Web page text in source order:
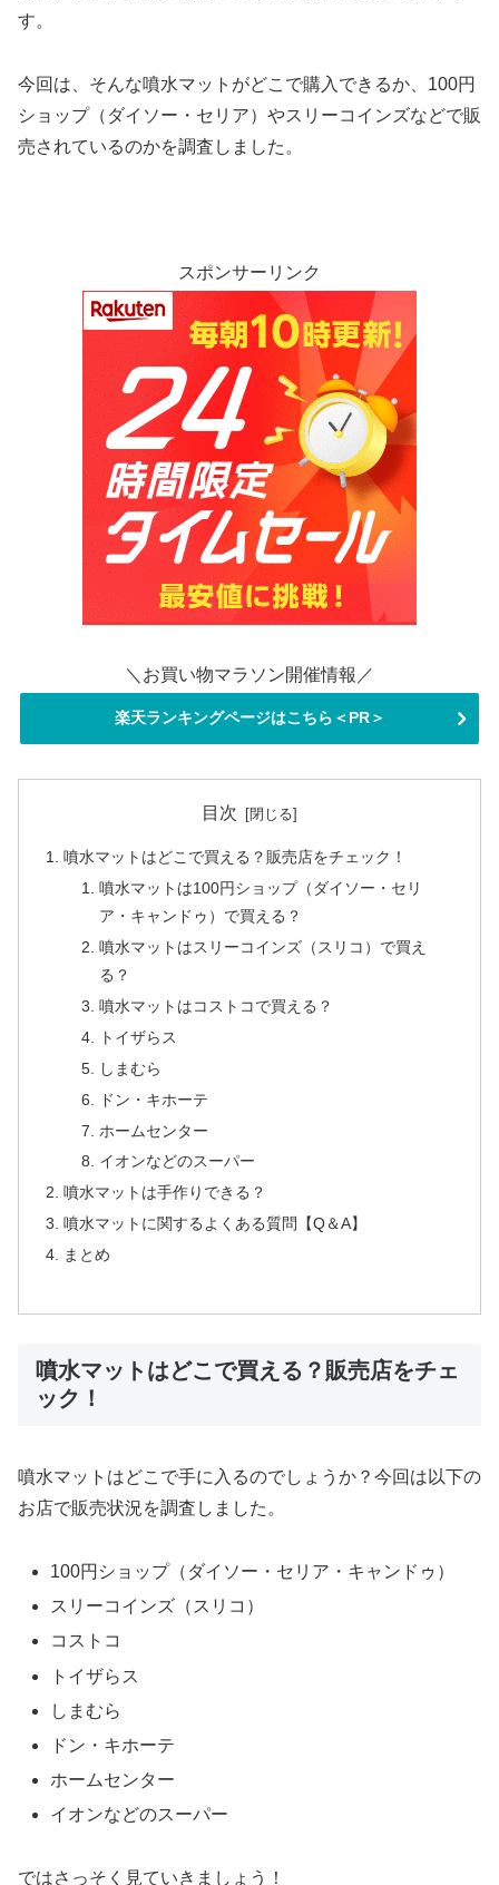
す。
今回は、そんな噴水マットがどこで購入できるか、100円
ショップ（ダイソー・セリア）やスリーコインズなどで販
売されているのかを調査しました。
スポンサーリンク
＼お買い物マラソン開催情報／
楽天ランキングページはこちら＜PR＞
目次
噴水マットはどこで買える？販売店をチェック！
噴水マットは100円ショップ（ダイソー・セリ
ア・キャンドゥ）で買える？
噴水マットはスリーコインズ（スリコ）で買え
る？
噴水マットはコストコで買える？
トイザらス
しまむら
ドン・キホーテ
ホームセンター
イオンなどのスーパー
噴水マットは手作りできる？
噴水マットに関するよくある質問【Q＆A】
まとめ
噴水マットはどこで買える？販売店をチェ
ック！
噴水マットはどこで手に入るのでしょうか？今回は以下の
お店で販売状況を調査しました。
100円ショップ（ダイソー・セリア・キャンドゥ）
スリーコインズ（スリコ）
コストコ
トイザらス
しまむら
ドン・キホーテ
ホームセンター
イオンなどのスーパー
ではさっそく見ていきましょう！